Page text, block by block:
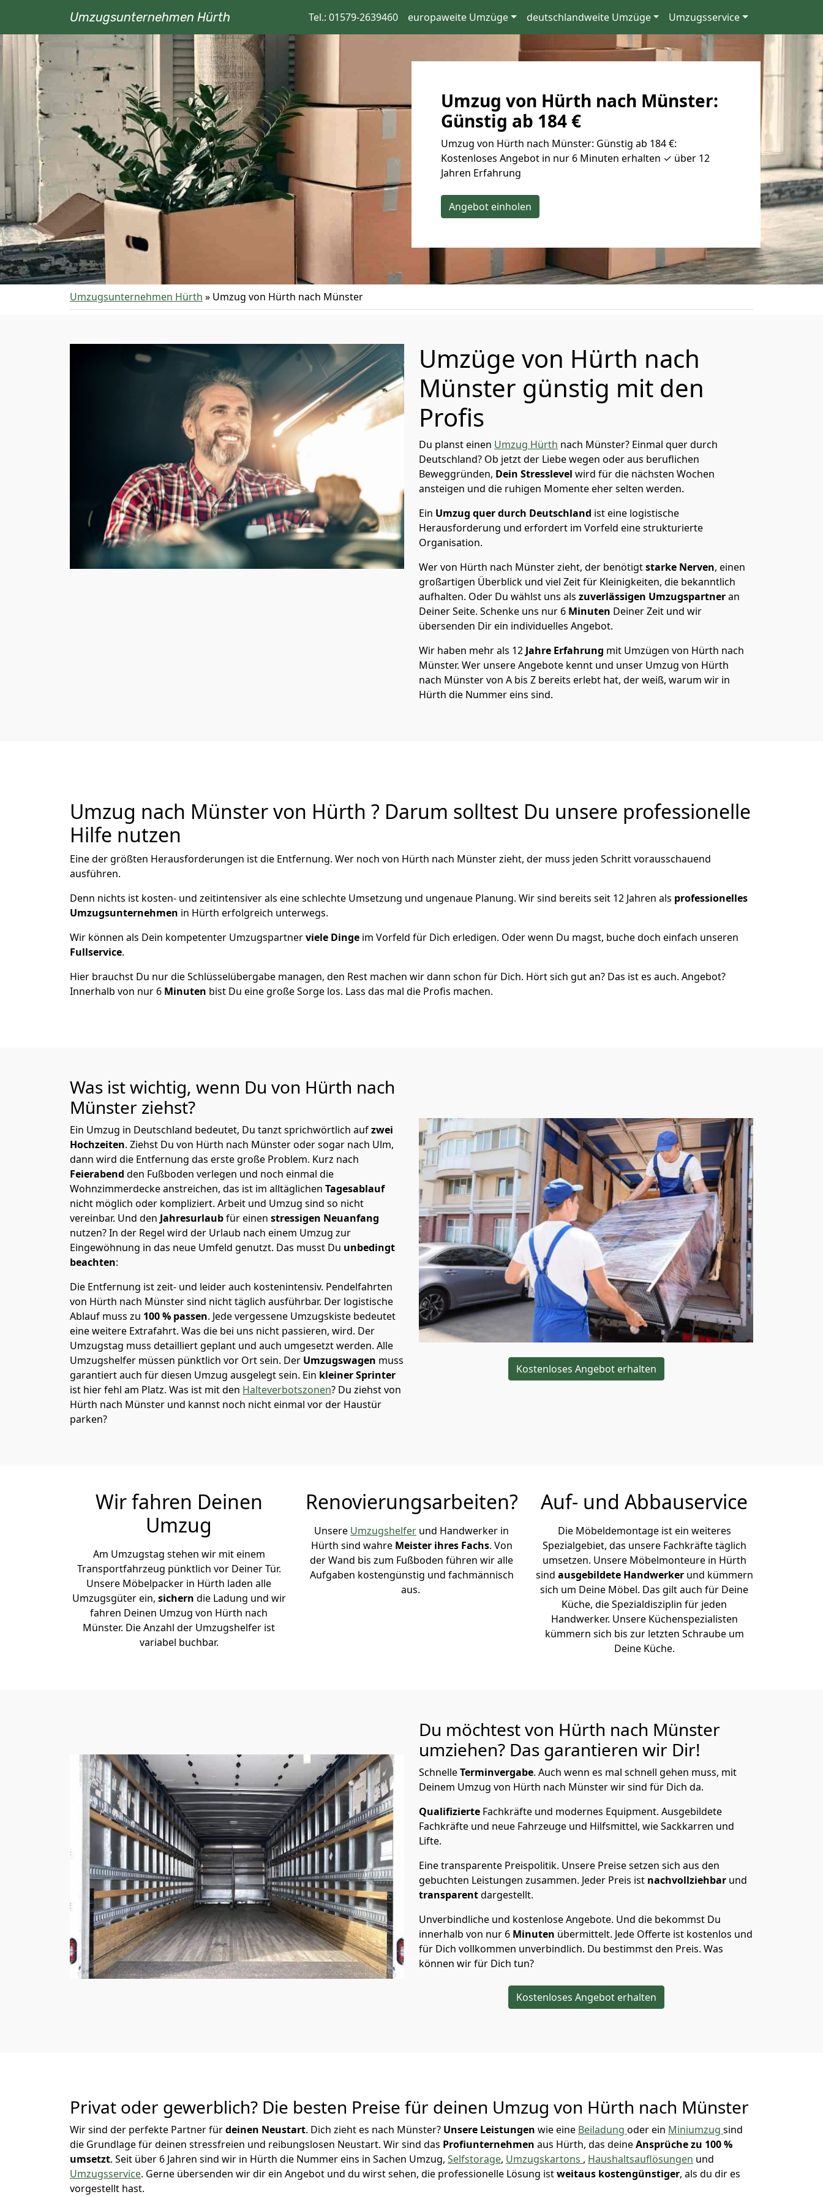
Umzugsunternehmen Hürth Tel.: 01579-2639460 europaweite Umzüge deutschlandweite Umzüge Umzugsservice
Umzug von Hürth nach Münster:
Günstig ab 184 €
Umzug von Hürth nach Münster: Günstig ab 184 €:
Kostenloses Angebot in nur 6 Minuten erhalten ✓ über 12
Jahren Erfahrung
Angebot einholen
Umzugsunternehmen Hürth » Umzug von Hürth nach Münster
Umzüge von Hürth nach
Münster günstig mit den
Profis
Du planst einen Umzug Hürth nach Münster? Einmal quer durch
Deutschland? Ob jetzt der Liebe wegen oder aus beruflichen
Beweggründen, Dein Stresslevel wird für die nächsten Wochen
ansteigen und die ruhigen Momente eher selten werden.
Ein Umzug quer durch Deutschland ist eine logistische
Herausforderung und erfordert im Vorfeld eine strukturierte
Organisation.
Wer von Hürth nach Münster zieht, der benötigtstarke Nerven, einen
großartigen Überblick und viel Zeit für Kleinigkeiten, die bekanntlich
aufhalten. Oder Du wählst uns als zuverlässigen Umzugspartneran
Deiner Seite. Schenke uns nur 6 Minuten Deiner Zeit und wir
übersenden Dir ein individuelles Angebot.
Wir haben mehr als 12 Jahre Erfahrung mit Umzügen von Hürth nach
Münster. Wer unsere Angebote kennt und unser Umzug von Hürth
nach Münster von A bis Z bereits erlebt hat, der weiß, warum wir in
Hürth die Nummer eins sind.
Umzug nach Münster von Hürth ? Darum solltest Du unsere professionelle
Hilfe nutzen
Eine der größten Herausforderungen ist die Entfernung. Wer noch von Hürth nach Münster zieht, der muss jeden Schritt vorausschauend
ausführen.
Denn nichts ist kosten- und zeitintensiver als eine schlechte Umsetzung und ungenaue Planung. Wir sind bereits seit 12 Jahren als professionelles
Umzugsunternehmen in Hürth erfolgreich unterwegs.
Wir können als Dein kompetenter Umzugspartnerviele Dinge im Vorfeld für Dich erledigen. Oder wenn Du magst, buche doch einfach unseren
Fullservice.
Hier brauchst Du nur die Schlüsselübergabe managen, den Rest machen wir dann schon für Dich. Hört sich gut an? Das ist es auch. Angebot?
Innerhalb von nur 6 Minuten bist Du eine große Sorge los. Lass das mal die Profis machen.
Was ist wichtig, wenn Du von Hürth nach
Münster ziehst?
Ein Umzug in Deutschland bedeutet, Du tanzt sprichwörtlich aufzwei
Hochzeiten. Ziehst Du von Hürth nach Münster oder sogar nach Ulm,
dann wird die Entfernung das erste große Problem. Kurz nach
Feierabend den Fußboden verlegen und noch einmal die
Wohnzimmerdecke anstreichen, das ist im alltäglichen Tagesablauf
nicht möglich oder kompliziert. Arbeit und Umzug sind so nicht
vereinbar. Und den Jahresurlaubfür einen stressigen Neuanfang
nutzen? In der Regel wird der Urlaub nach einem Umzug zur
Eingewöhnung in das neue Umfeld genutzt. Das musst Du unbedingt
beachten:
Die Entfernung ist zeit- und leider auch kostenintensiv. Pendelfahrten
von Hürth nach Münster sind nicht täglich ausführbar. Der logistische
Ablauf muss zu 100 % passen. Jede vergessene Umzugskiste bedeutet
eine weitere Extrafahrt. Was die bei uns nicht passieren, wird. Der
Umzugstag muss detailliert geplant und auch umgesetzt werden. Alle
Umzugshelfer müssen pünktlich vor Ort sein. Der Umzugswagen muss
garantiert auch für diesen Umzug ausgelegt sein. Ein kleiner Sprinter
ist hier fehl am Platz. Was ist mit den Halteverbotszonen? Du ziehst von
Hürth nach Münster und kannst noch nicht einmal vor der Haustür
parken?
Kostenloses Angebot erhalten
Wir fahren Deinen
Umzug
Am Umzugstag stehen wir mit einem
Transportfahrzeug pünktlich vor Deiner Tür.
Unsere Möbelpacker in Hürth laden alle
Umzugsgüter ein, sichern die Ladung und wir
fahren Deinen Umzug von Hürth nach
Münster. Die Anzahl der Umzugshelfer ist
variabel buchbar.
Renovierungsarbeiten?
Unsere Umzugshelfer und Handwerker in
Hürth sind wahre Meister ihres Fachs. Von
der Wand bis zum Fußboden führen wir alle
Aufgaben kostengünstig und fachmännisch
aus.
Auf- und Abbauservice
Die Möbeldemontage ist ein weiteres
Spezialgebiet, das unsere Fachkräfte täglich
umsetzen. Unsere Möbelmonteure in Hürth
sind ausgebildete Handwerker und kümmern
sich um Deine Möbel. Das gilt auch für Deine
Küche, die Spezialdisziplin für jeden
Handwerker. Unsere Küchenspezialisten
kümmern sich bis zur letzten Schraube um
Deine Küche.
Du möchtest von Hürth nach Münster
umziehen? Das garantieren wir Dir!
SchnelleTerminvergabe. Auch wenn es mal schnell gehen muss, mit
Deinem Umzug von Hürth nach Münster wir sind für Dich da.
Qualifizierte Fachkräfte und modernes Equipment. Ausgebildete
Fachkräfte und neue Fahrzeuge und Hilfsmittel, wie Sackkarren und
Lifte.
Eine transparente Preispolitik. Unsere Preise setzen sich aus den
gebuchten Leistungen zusammen. Jeder Preis ist nachvollziehbar und
transparentdargestellt.
Unverbindliche und kostenlose Angebote. Und die bekommst Du
innerhalb von nur 6 Minuten übermittelt. Jede Offerte ist kostenlos und
für Dich vollkommen unverbindlich. Du bestimmst den Preis. Was
können wir für Dich tun?
Kostenloses Angebot erhalten
Privat oder gewerblich? Die besten Preise für deinen Umzug von Hürth nach Münster
Wir sind der perfekte Partner fürdeinen Neustart. Dich zieht es nach Münster? Unsere Leistungen wie eine Beiladung oder ein Miniumzug sind
die Grundlage für deinen stressfreien und reibungslosen Neustart. Wir sind das Profiunternehmen aus Hürth, das deineAnsprüche zu 100 %
umsetzt. Seit über 6 Jahren sind wir in Hürth die Nummer eins in Sachen Umzug, Selfstorage, Umzugskartons , Haushaltsauflösungen und
Umzugsservice. Gerne übersenden wir dir ein Angebot und du wirst sehen, die professionelle Lösung istweitaus kostengünstiger, als du dir es
vorgestellt hast.